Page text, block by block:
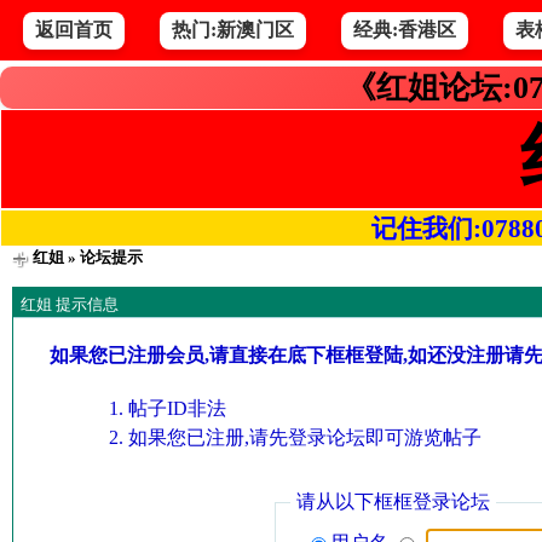
返回首页 热门:新澳门区 经典:香港区 表
《红姐论坛
记住我们
红姐» 论坛提示
红姐 提示信息
如果您已注册会员,请直接在底下框框登陆,如还没注册请
帖子ID非法
如果您已注册,请先登录论坛即可游览帖子
请从以下框框登录论坛